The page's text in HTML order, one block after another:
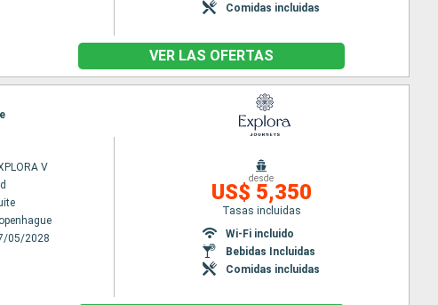
Comidas incluidas
VER LAS OFERTAS
V
05/2028
desde
US$ 5,350
Tasas incluidas
Wi-Fi incluido
Bebidas Incluidas
Comidas incluidas